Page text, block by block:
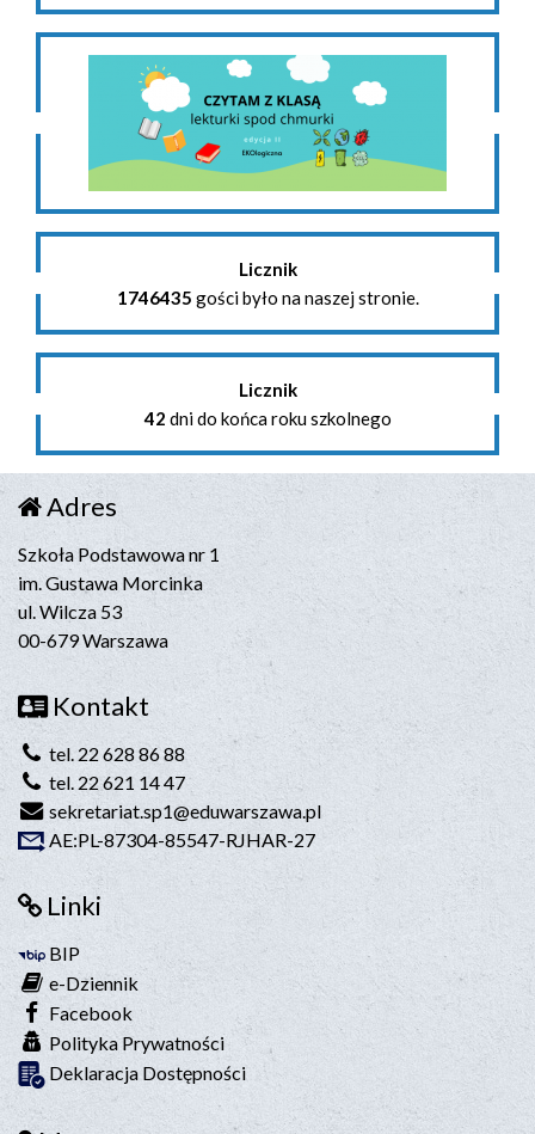
Licznik
1746435 gości było na naszej stronie.
Licznik
42 dni do końca roku szkolnego
Adres
Szkoła Podstawowa nr 1
im. Gustawa Morcinka
ul. Wilcza 53
00-679 Warszawa
Kontakt
tel. 22 628 86 88
tel. 22 621 14 47
sekretariat.sp1@eduwarszawa.pl
AE:PL-87304-85547-RJHAR-27
Linki
BIP
e-Dziennik
Facebook
Polityka Prywatności
Deklaracja Dostępności